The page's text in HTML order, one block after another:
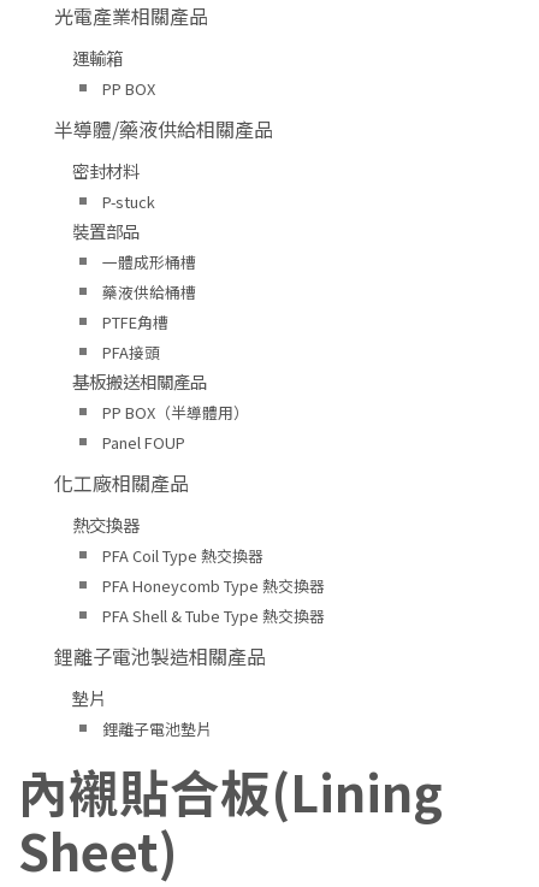
光電產業相關產品
運輸箱
PP BOX
半導體/藥液供給相關產品
密封材料
P-stuck
裝置部品
一體成形桶槽
藥液供給桶槽
PTFE角槽
PFA接頭
基板搬送相關產品
PP BOX（半導體用）
Panel FOUP
化工廠相關產品
熱交換器
PFA Coil Type 熱交換器
PFA Honeycomb Type 熱交換器
PFA Shell & Tube Type 熱交換器
鋰離子電池製造相關產品
墊片
鋰離子電池墊片
內襯貼合板(Lining
Sheet)